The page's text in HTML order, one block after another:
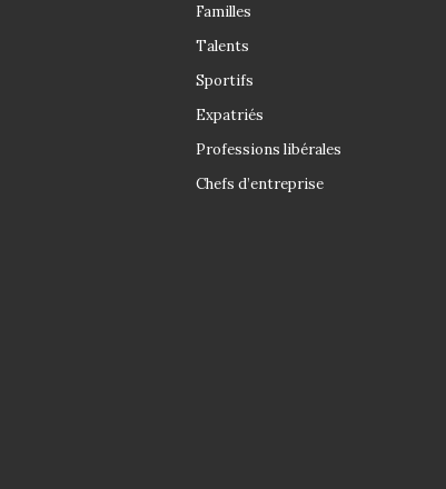
Familles
Talents
Sportifs
Expatriés
Professions libérales
Chefs d’entreprise